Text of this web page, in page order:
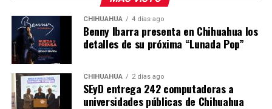
CHIHUAHUA 4 días ago
Benny Ibarra presenta en Chihuahua los
detalles de su próxima “Lunada Pop”
CHIHUAHUA 2 días ago
SEyD entrega 242 computadoras a
universidades públicas de Chihuahua